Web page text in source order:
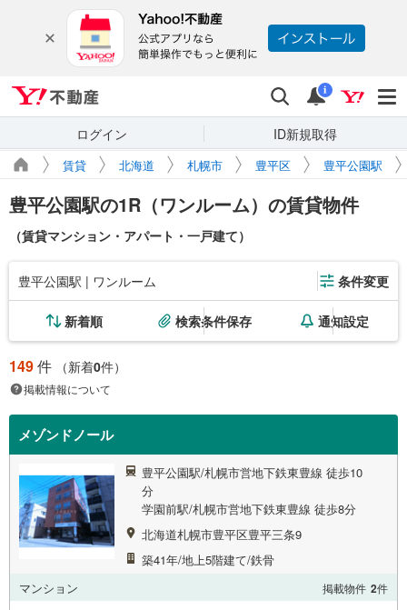
検索 通知
i
ログイン ID新規取得
賃貸 北海道 札幌市 豊平区 豊平公園駅
豊平公園駅の1R（ワンルーム）の賃貸物件
（賃貸マンション・アパート・一戸建て）
豊平公園駅 | ワンルーム 条件変更
新着順 検索条件保存 通知設定
149件 （新着0件）
掲載情報について
メゾンドノール
豊平公園駅/札幌市営地下鉄東豊線 徒歩10
分
学園前駅/札幌市営地下鉄東豊線 徒歩8分
北海道札幌市豊平区豊平三条9
築41年/地上5階建て/鉄骨
マンション
掲載物件 2件